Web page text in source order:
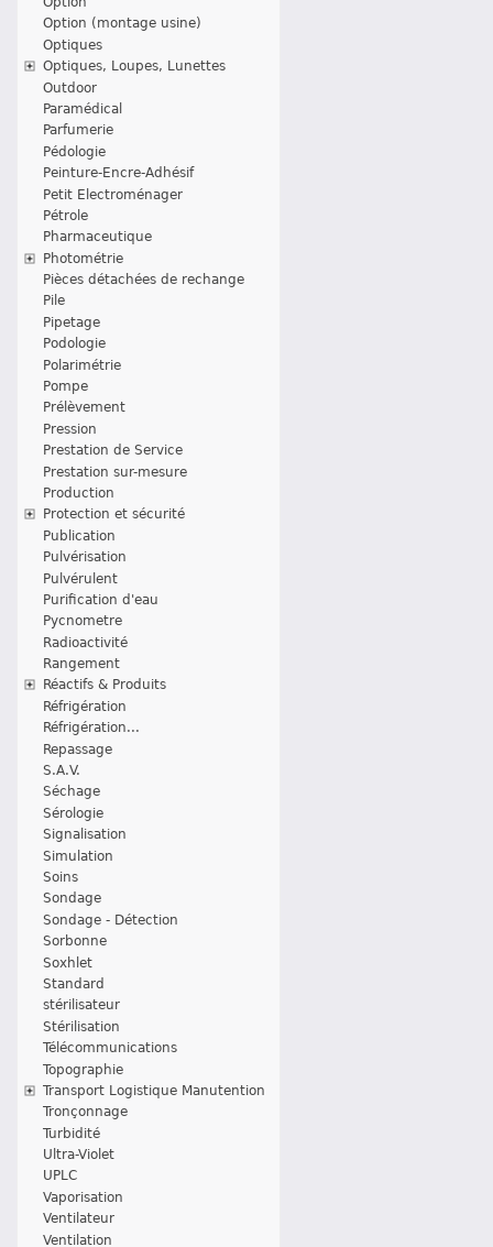
Option (montage usine)
Optiques
Optiques, Loupes, Lunettes
Outdoor
Paramédical
Parfumerie
Pédologie
Peinture-Encre-Adhésif
Petit Electroménager
Pétrole
Pharmaceutique
Photométrie
Pièces détachées de rechange
Pile
Pipetage
Podologie
Polarimétrie
Pompe
Prélèvement
Pression
Prestation de Service
Prestation sur-mesure
Production
Protection et sécurité
Publication
Pulvérisation
Pulvérulent
Purification d'eau
Pycnometre
Radioactivité
Rangement
Réactifs & Produits
Réfrigération
Réfrigération...
Repassage
S.A.V.
Séchage
Sérologie
Signalisation
Simulation
Soins
Sondage
Sondage - Détection
Sorbonne
Soxhlet
Standard
stérilisateur
Stérilisation
Télécommunications
Topographie
Transport Logistique Manutention
Tronçonnage
Turbidité
Ultra-Violet
UPLC
Vaporisation
Ventilateur
Ventilation